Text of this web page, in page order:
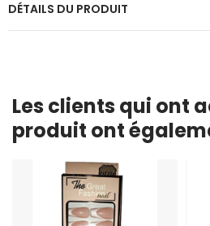
DÉTAILS DU PRODUIT
Les clients qui ont
produit ont